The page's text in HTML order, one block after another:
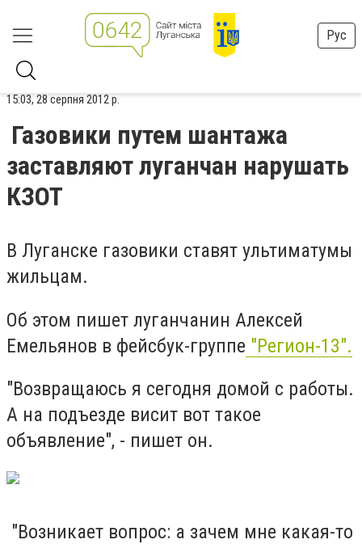
Рус
15:03, 28 серпня 2012 р.
Газовики путем шантажа
заставляют луганчан нарушать
КЗОТ
В Луганске газовики ставят ультиматумы
жильцам.
Об этом пишет луганчанин Алексей
Емельянов в фейсбук-группе "Регион-13".
"Возвращаюсь я сегодня домой с работы.
А на подъезде висит вот такое
объявление", - пишет он.
"Возникает вопрос: а зачем мне какая-то